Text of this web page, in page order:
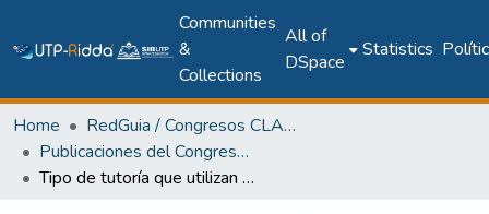
Communities
&
Collections
All of
DSpace
Statistics
Home
RedGuia / Congresos CLABES
Publicaciones del Congreso Internacional CLABES
Tipo de tutoría que utilizan las universidades mexicanas como estrategia para la retención